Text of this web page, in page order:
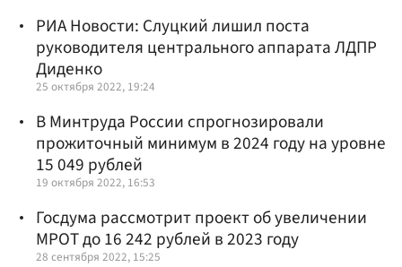
РИА Новости: Слуцкий лишил поста
руководителя центрального аппарата ЛДПР
Диденко
25 октября 2022, 19:24
В Минтруда России спрогнозировали
прожиточный минимум в 2024 году на уровне
15 049 рублей
19 октября 2022, 16:53
Госдума рассмотрит проект об увеличении
МРОТ до 16 242 рублей в 2023 году
28 сентября 2022, 15:25